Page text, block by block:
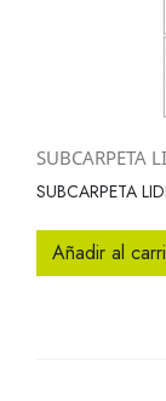
SUBCARPETA
SUBCARPETA
Añadir al